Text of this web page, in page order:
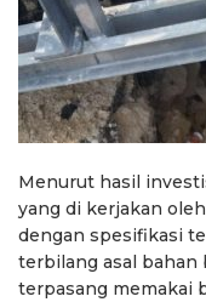
Menurut hasil
yang di kerjakan
dengan spesifikasi
terbilang asal bahan
terpasang memakai